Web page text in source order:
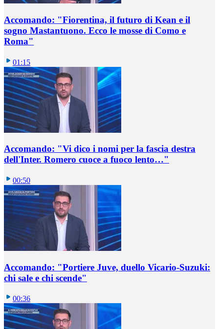
Accomando: "Fiorentina, il futuro di Kean e il
sogno Mastantuono. Ecco le mosse di Como e
Roma"
01:15
Accomando: "Vi dico i nomi per la fascia destra
dell'Inter. Romero cuoce a fuoco lento…"
00:50
Accomando: "Portiere Juve, duello Vicario-Suzuki:
chi sale e chi scende"
00:36